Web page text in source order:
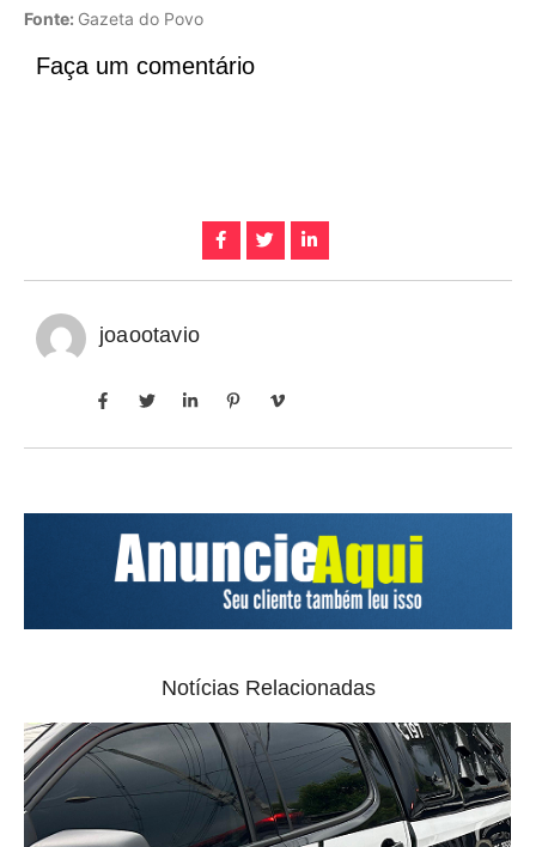
Fonte: Gazeta do Povo
Faça um comentário
joaootavio
Notícias Relacionadas